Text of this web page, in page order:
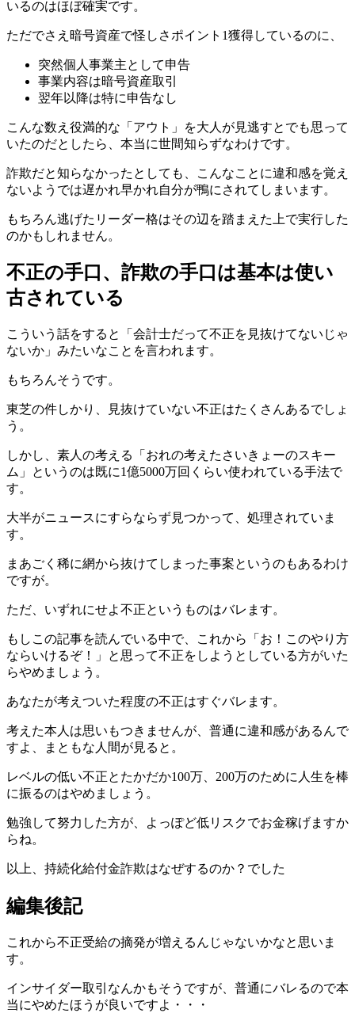
いるのはほぼ確実です。
ただでさえ暗号資産で怪しさポイント1獲得しているのに、
突然個人事業主として申告
事業内容は暗号資産取引
翌年以降は特に申告なし
こんな数え役満的な「アウト」を大人が見逃すとでも思って
いたのだとしたら、本当に世間知らずなわけです。
詐欺だと知らなかったとしても、こんなことに違和感を覚え
ないようでは遅かれ早かれ自分が鴨にされてしまいます。
もちろん逃げたリーダー格はその辺を踏まえた上で実行した
のかもしれません。
不正の手口、詐欺の手口は基本は使い
古されている
こういう話をすると「会計士だって不正を見抜けてないじゃ
ないか」みたいなことを言われます。
もちろんそうです。
東芝の件しかり、見抜けていない不正はたくさんあるでしょ
う。
しかし、素人の考える「おれの考えたさいきょーのスキー
ム」というのは既に1億5000万回くらい使われている手法で
す。
大半がニュースにすらならず見つかって、処理されていま
す。
まあごく稀に網から抜けてしまった事案というのもあるわけ
ですが。
ただ、いずれにせよ不正というものはバレます。
もしこの記事を読んでいる中で、これから「お！このやり方
ならいけるぞ！」と思って不正をしようとしている方がいた
らやめましょう。
あなたが考えついた程度の不正はすぐバレます。
考えた本人は思いもつきませんが、普通に違和感があるんで
すよ、まともな人間が見ると。
レベルの低い不正とたかだか100万、200万のために人生を棒
に振るのはやめましょう。
勉強して努力した方が、よっぽど低リスクでお金稼げますか
らね。
以上、持続化給付金詐欺はなぜするのか？でした
編集後記
これから不正受給の摘発が増えるんじゃないかなと思いま
す。
インサイダー取引なんかもそうですが、普通にバレるので本
当にやめたほうが良いですよ・・・